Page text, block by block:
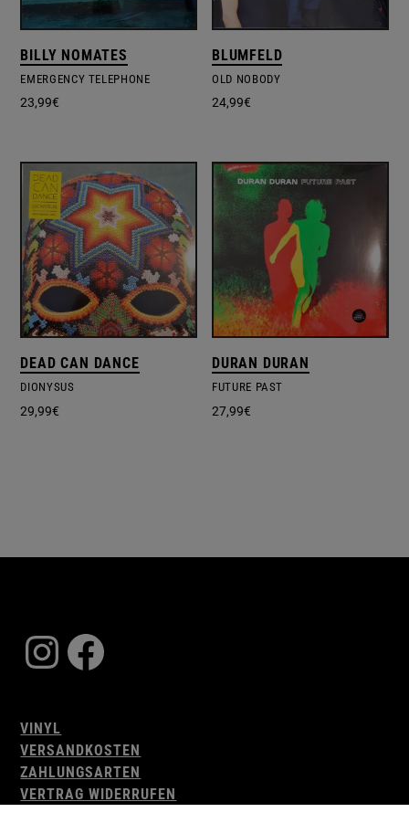
BILLY NOMATES
EMERGENCY TELEPHONE
23,99€
BLUMFELD
OLD NOBODY
24,99€
DEAD CAN DANCE
DIONYSUS
29,99€
DURAN DURAN
FUTURE PAST
27,99€
Instagram
Facebook
VINYL
VERSANDKOSTEN
ZAHLUNGSARTEN
VERTRAG WIDERRUFEN